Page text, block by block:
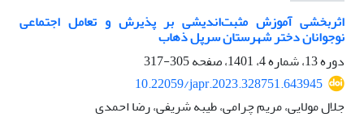
اثربخشی آموزش مثبت‌اندیشی بر پذیرش و تعامل اجتماعی
نوجوانان دختر شهرستان سرپل ذهاب
دوره 13، شماره 4، 1401، صفحه
305-317
10.22059/japr.2023.328751.643945
جلال مولایی، مریم چرامی، طیبه شریفی، رضا احمدی